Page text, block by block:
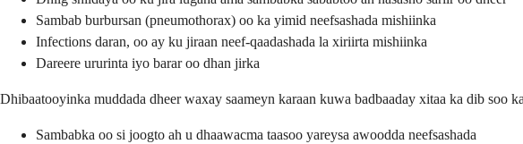
Sambab burbursan (pneumothorax) oo ka yimid neefsashada mishiinka
Infections daran, oo ay ku jiraan neef-qaadashada la xiriirta mishiinka
Dareere ururinta iyo barar oo dhan jirka
Dhibaatooyinka muddada dheer waxay saameyn karaan kuwa badbaaday xitaa ka dib soo
Sambabka oo si joogto ah u dhaawacma taasoo yareysa awoodda neefsashada